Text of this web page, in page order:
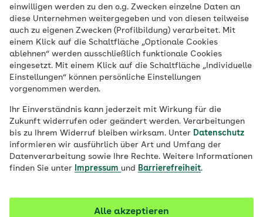
einwilligen werden zu den o.g. Zwecken einzelne Daten an
diese Unternehmen weitergegeben und von diesen teilweise
auch zu eigenen Zwecken (Profilbildung) verarbeitet. Mit
einem Klick auf die Schaltfläche „Optionale Cookies
ablehnen“ werden ausschließlich funktionale Cookies
eingesetzt. Mit einem Klick auf die Schaltfläche „Individuelle
Einstellungen“ können persönliche Einstellungen
vorgenommen werden.
Ihr Einverständnis kann jederzeit mit Wirkung für die
Zukunft widerrufen oder geändert werden. Verarbeitungen
bis zu Ihrem Widerruf bleiben wirksam. Unter Datenschutz
informieren wir ausführlich über Art und Umfang der
Datenverarbeitung sowie Ihre Rechte. Weitere Informationen
finden Sie unter
Impressum und Barrierefreiheit.
Alle akzeptieren
passt zu mir?
Veröffentlicht am:
31.03.2026 15 Minuten Lesedauer von Volker Zapf
Sport im oder auf dem Wasser vereint
dem Erleben der Natur. Kurzum:
Wassersport ist Sport für Körper und
Psyche zugleich. Welche Arten es gibt und
was sie auszeichnet.